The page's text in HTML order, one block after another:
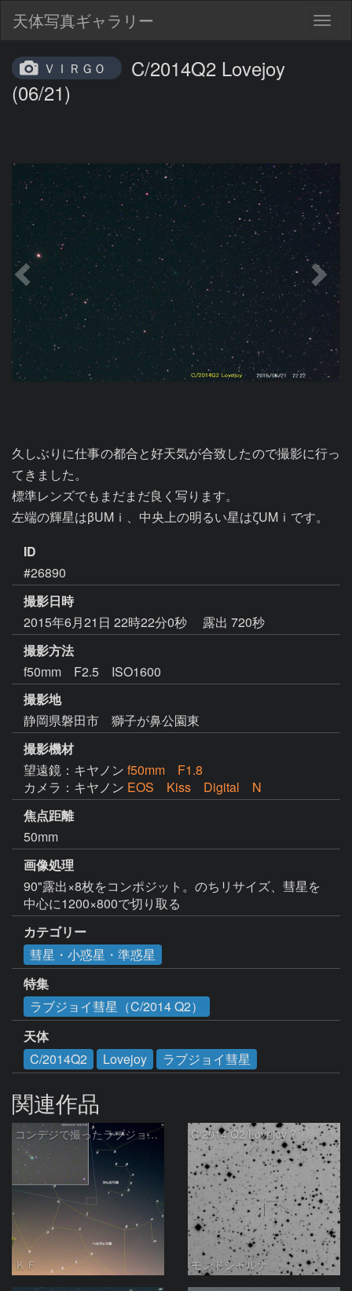
天体写真ギャラリー
ＶＩＲＧＯ
C/2014Q2 Lovejoy
(06/21)
久しぶりに仕事の都合と好天気が合致したので撮影に行っ
てきました。
標準レンズでもまだまだ良く写ります。
左端の輝星はβUMｉ、中央上の明るい星はζUMｉです。
ID
#26890
撮影日時
2015年6月21日 22時22分0秒
露出 720秒
撮影方法
f50mm F2.5 ISO1600
撮影地
静岡県磐田市 獅子が鼻公園東
撮影機材
望遠鏡：キヤノン f50mm F1.8
カメラ：キヤノン EOS Kiss Digital N
焦点距離
50mm
画像処理
90"露出×8枚をコンポジット。のちリサイズ、彗星を
中心に1200×800で切り取る
カテゴリー
彗星・小惑星・準惑星
特集
ラブジョイ彗星（C/2014 Q2）
天体
C/2014Q2
Lovejoy ラブジョイ彗星
関連作品
コンデジで撮ったラブジョイ彗星（3）
ＫＦ
C/2014 Q2/Lovejoy ?
モンドシャルナ